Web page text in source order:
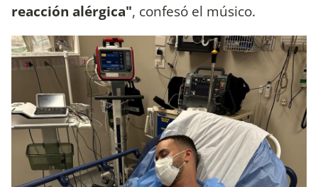
reacción alérgica", confesó el músico.